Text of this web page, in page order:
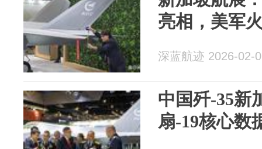
亮相，美军
深蓝航迹 2026-02-
中国歼-35新
扇-19核心数